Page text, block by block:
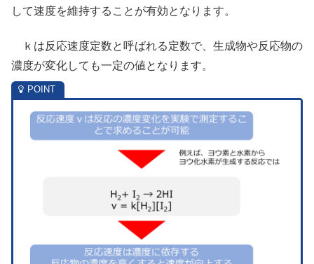
して速度を維持することが有効となります。
ｋは反応速度定数と呼ばれる定数で、生成物や反応物の
濃度が変化しても一定の値となります。